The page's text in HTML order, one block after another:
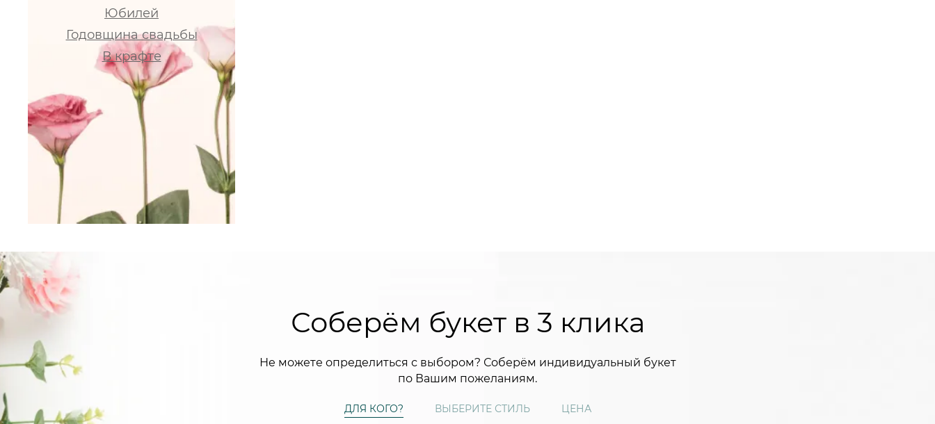
Юбилей
Годовщина свадьбы
В крафте
Соберём букет в 3 клика
Не можете определиться с выбором? Соберём индивидуальный букет
по Вашим пожеланиям.
ДЛЯ КОГО? ВЫБЕРИТЕ СТИЛЬ ЦЕНА